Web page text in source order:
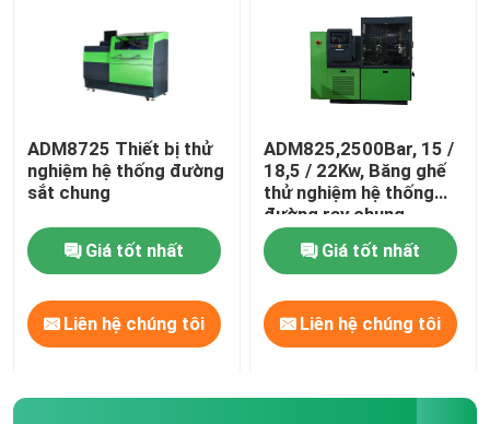
Nhà
ADM8725 Thiết bị thử
nghiệm hệ thống đường
sắt chung
Giá tốt nhất
Liên hệ chúng tôi
ADM825,2500Bar, 15 /
18,5 / 22Kw, Băng ghế
thử nghiệm hệ thống
đường ray chung
Giá tốt nhất
Liên hệ chúng tôi